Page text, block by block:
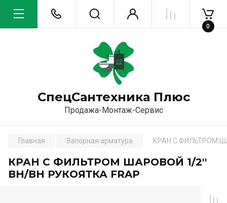
СпецСантехника Плюс
Продажа-Монтаж-Сервис
0
Главная Запорная арматура КРАН С ФИЛЬТРОМ
КРАН С ФИЛЬТРОМ ШАРОВОЙ 1/2''
ВН/ВН РУКОЯТКА FRAP